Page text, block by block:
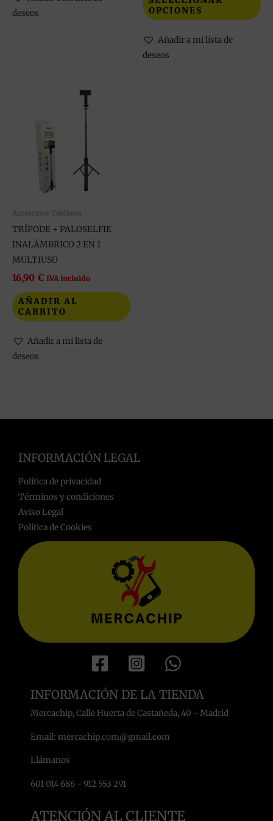
deseos
OPCIONES
Añadir a mi lista de
deseos
Accesorios Teléfono
TRÍPODE + PALOSELFIE
INALÁMBRICO 2 EN 1
MULTIUSO
16,90 € IVA incluido
AÑADIR AL
CARRITO
Añadir a mi lista de
deseos
INFORMACIÓN LEGAL
Política de privacidad
Términos y condiciones
Aviso Legal
Política de Cookies
INFORMACIÓN DE LA TIENDA
Mercachip, Calle Huerta de Castañeda, 40 - Madrid
Email: mercachip.com@gmail.com
Llámanos
601 014 686 - 912 553 291
ATENCIÓN AL CLIENTE